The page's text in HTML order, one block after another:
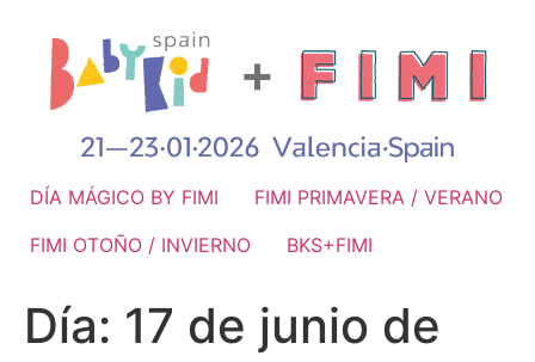
DÍA MÁGICO BY FIMI
FIMI PRIMAVERA / VERANO
FIMI OTOÑO / INVIERNO
BKS+FIMI
Día: 17 de junio de